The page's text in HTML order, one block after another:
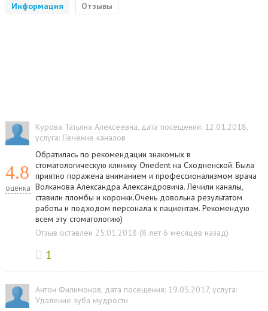
Информация Отзывы
4.8
оценка
Курова Татьяна Алексеевна, дата посещения: 12.01.2018,
услуга:Лечение каналов
Обратилась по рекомендации знакомых в
стоматологическую клинику Onedent на Сходненской. Была
приятно поражена вниманием и профессионализмом врача
Волканова Александра Александровича. Лечили каналы,
ставили пломбы и коронки.Очень довольна результатом
работы и подходом персонала к пациентам. Рекомендую
всем эту стоматологию)
Отзыв оставлен 25.01.2018 (8 лет 6 месяцев назад)
1
Антон Филимонов, дата посещения: 19.05.2017, услуга:
Удаление зуба мудрости